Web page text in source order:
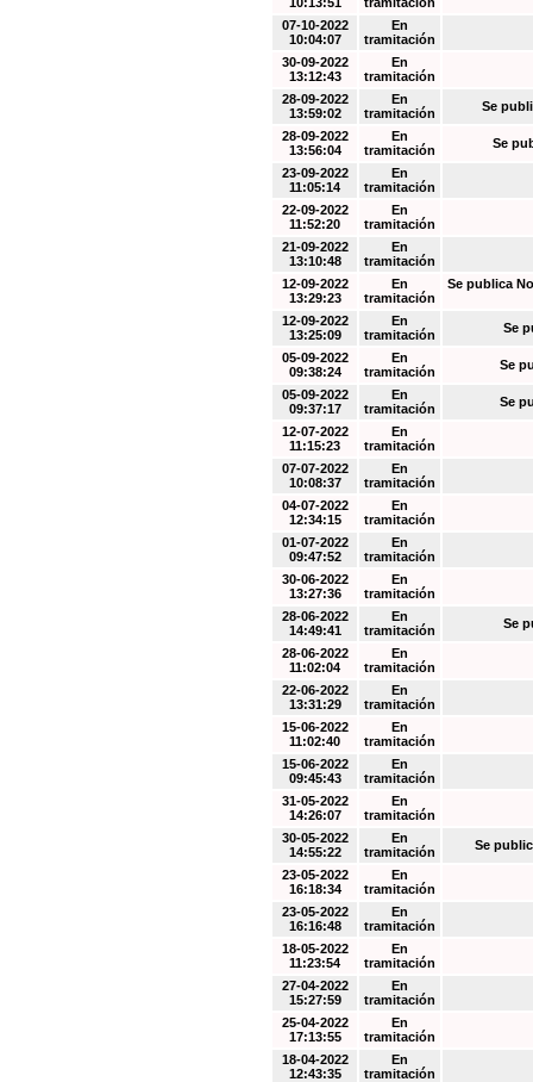
07-10-2022
10:04:07
En
tramitación
30-09-2022
13:12:43
En
tramitación
28-09-2022
13:59:02
En
tramitación
Se
28-09-2022
13:56:04
En
tramitación
Se
23-09-2022
11:05:14
En
tramitación
22-09-2022
11:52:20
En
tramitación
21-09-2022
13:10:48
En
tramitación
12-09-2022
13:29:23
En
tramitación
Se publica
12-09-2022
13:25:09
En
tramitación
Se
05-09-2022
09:38:24
En
tramitación
Se
05-09-2022
09:37:17
En
tramitación
Se
12-07-2022
11:15:23
En
tramitación
07-07-2022
10:08:37
En
tramitación
04-07-2022
12:34:15
En
tramitación
01-07-2022
09:47:52
En
tramitación
30-06-2022
13:27:36
En
tramitación
28-06-2022
14:49:41
En
tramitación
Se
28-06-2022
11:02:04
En
tramitación
22-06-2022
13:31:29
En
tramitación
15-06-2022
11:02:40
En
tramitación
15-06-2022
09:45:43
En
tramitación
31-05-2022
14:26:07
En
tramitación
30-05-2022
14:55:22
En
tramitación
Se
23-05-2022
16:18:34
En
tramitación
23-05-2022
16:16:48
En
tramitación
18-05-2022
11:23:54
En
tramitación
27-04-2022
15:27:59
En
tramitación
25-04-2022
17:13:55
En
tramitación
18-04-2022
12:43:35
En
tramitación